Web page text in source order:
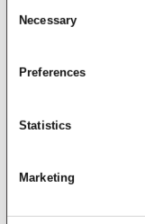
Selection
Necessary
Preferences
Statistics
Marketing